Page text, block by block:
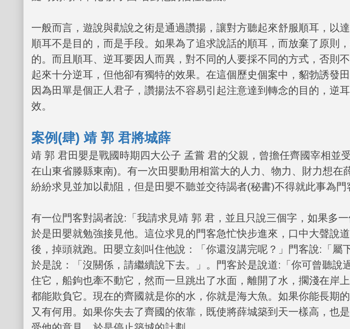
一般而言，遊說與勸說之術是通過讚揚，讓對方聽起來舒服順耳，以
順耳不是目的，而是手段。如果為了追求說話的順耳，而放棄了原則
的。而且順耳、逆耳要因人而異，對不同的人要採不同的方式，否則
起來十分逆耳，但他卻有獨特的效果。在這個歷史個案中，貂勃誘發
因為田單是個正人君子，讚揚法不容易引起注意達到轉念的目的，逆
效。
案例 (肆) 靖 郭 君將城薛
靖 郭 君田嬰是戰國時期四大公子 孟嘗 君的父親，曾擔任齊國宰相並
在山東省滕縣東南)。有一次田嬰動用相當大的人力、物力、財力想在
紛紛求見並加以勸阻，但是田嬰不聽並交待謁者(秘書)不得就此事為門
有一位門客對謁者說: 「我請求見靖 郭 君，並且只說三個字，如果多
於是田嬰就勉強接見他。這位求見的門客急忙快步進來，口中大聲說道
後，掉頭就跑。田嬰立刻叫住他說：「你還沒講完呢？」門客說: 「
於是說：「沒關係，請繼續說下去。」。門客於是說道: 「你可曾聽說
住它，船鉤也牽不動它，然而一旦跳出了水面，離開了水，擱淺在岸
都能欺負它。現在的齊國就是你的水，你就是海大魚。如果你能長期
又有何用。如果你失去了齊國的依靠，既使將薛城築到天一樣高，也